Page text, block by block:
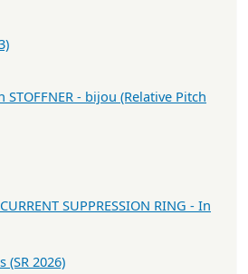
STOFFNER - bijou (Relative Pitch
SUPPRESSION RING - In
(SR 2026)